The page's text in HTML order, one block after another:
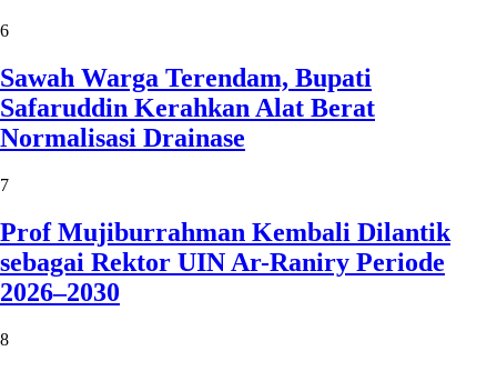
6
Sawah Warga Terendam, Bupati
Safaruddin Kerahkan Alat Berat
Normalisasi Drainase
7
Prof Mujiburrahman Kembali Dilantik
sebagai Rektor UIN Ar-Raniry Periode
2026–2030
8